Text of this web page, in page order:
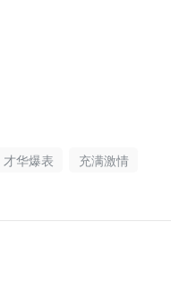
才华爆表
充满激情